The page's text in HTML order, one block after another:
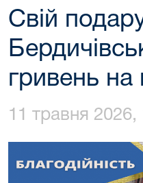
Свій
гривень
11 травня 2026,